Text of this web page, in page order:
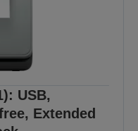
USB,
Extended